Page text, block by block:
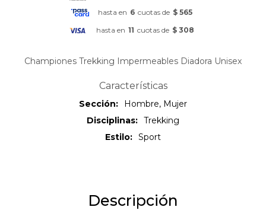
hasta en 6 cuotas de $ 565
hasta en 11 cuotas de $ 308
Championes Trekking Impermeables Diadora Unisex
Características
Sección
Hombre, Mujer
Disciplinas
Trekking
Estilo
Sport
Descripción